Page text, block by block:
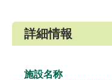
詳細情報
施設名称